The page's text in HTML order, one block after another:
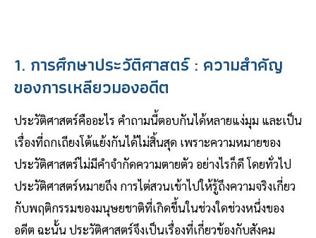
1. การศึกษาประวัติศาสตร์ : ความสำคัญ
ของการเหลียวมองอดีต
ประวัติศาสตร์คืออะไร คำถามนี้ตอบกันได้หลายแง่มุม และเป็น
เรื่องที่ถกเถียงโต้แย้งกันได้ไม่สิ้นสุด เพราะความหมายของ
ประวัติศาสตร์ไม่มีคำจำกัดความตายตัว อย่างไรก็ดี โดยทั่วไป
ประวัติศาสตร์หมายถึง การไต่สวนเข้าไปให้รู้ถึงความจริงเกี่ยว
กับพฤติกรรมของมนุษยชาติที่เกิดขึ้นในช่วงใดช่วงหนึ่งของ
อดีต ฉะนั้น ประวัติศาสตร์จึงเป็นเรื่องที่เกี่ยวข้องกับสังคม